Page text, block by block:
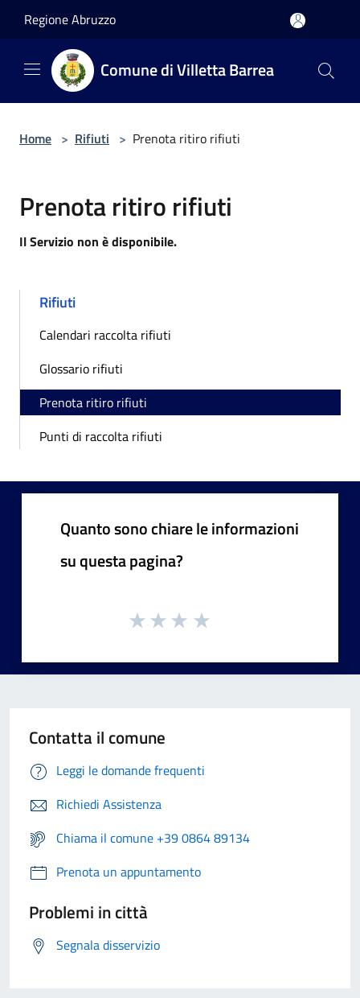
Regione Abruzzo
Comune di Villetta Barrea
Home > Rifiuti > Prenota ritiro rifiuti
Prenota ritiro rifiuti
Il Servizio non è disponibile.
Rifiuti
Calendari raccolta rifiuti
Glossario rifiuti
Prenota ritiro rifiuti
Punti di raccolta rifiuti
Quanto sono chiare le informazioni
su questa pagina?
Contatta il comune
Leggi le domande frequenti
Richiedi Assistenza
Chiama il comune +39 0864 89134
Prenota un appuntamento
Problemi in città
Segnala disservizio